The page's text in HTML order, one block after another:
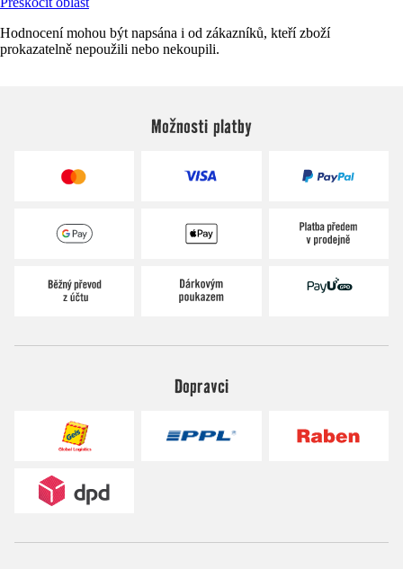
Hodnocení mohou být napsána i od zákazníků, kteří zboží
prokazatelně nepoužili nebo nekoupili.
Možnosti platby
Dopravci